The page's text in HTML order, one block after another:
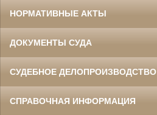
НОРМАТИВНЫЕ АКТЫ
ДОКУМЕНТЫ СУДА
СУДЕБНОЕ ДЕЛОПРОИЗВОДСТВО
СПРАВОЧНАЯ ИНФОРМАЦИЯ